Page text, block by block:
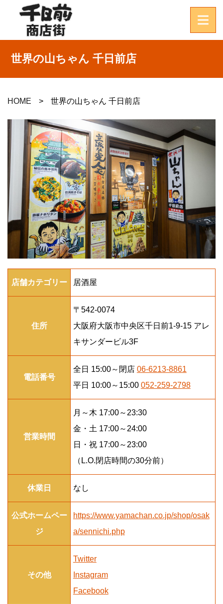
世界の山ちゃん 千日前店
HOME 世界の山ちゃん 千日前店
店舗カテゴリー 居酒屋
住所
〒542-0074
大阪府大阪市中央区千日前1-9-15 アレ
キサンダービル3F
電話番号
全日 15:00～閉店 06-6213-8861
平日 10:00～15:00 052-259-2798
営業時間
月～木 17:00～23:30
金・土 17:00～24:00
日・祝 17:00～23:00
（L.O.閉店時間の30分前）
休業日 なし
公式ホームペー
ジ
https://www.yamachan.co.jp/shop/osak
a/sennichi.php
その他
Twitter
Instagram
Facebook